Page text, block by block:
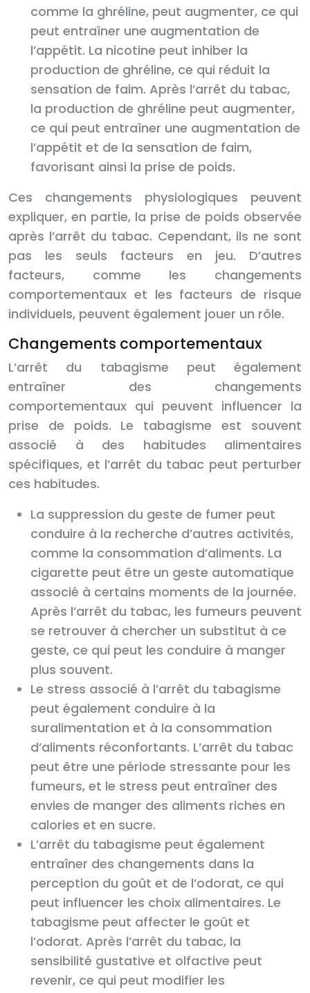
comme la ghréline, peut augmenter, ce qui
peut entraîner une augmentation de
l’appétit. La nicotine peut inhiber la
production de ghréline, ce qui réduit la
sensation de faim. Après l’arrêt du tabac,
la production de ghréline peut augmenter,
ce qui peut entraîner une augmentation de
l’appétit et de la sensation de faim,
favorisant ainsi la prise de poids.
Ces changements physiologiques peuvent
expliquer, en partie, la prise de poids observée
après l’arrêt du tabac. Cependant, ils ne sont
pas les seuls facteurs en jeu. D’autres
facteurs, comme les changements
comportementaux et les facteurs de risque
individuels, peuvent également jouer un rôle.
Changements comportementaux
L’arrêt du tabagisme peut également
entraîner des changements
comportementaux qui peuvent influencer la
prise de poids. Le tabagisme est souvent
associé à des habitudes alimentaires
spécifiques, et l’arrêt du tabac peut perturber
ces habitudes.
La suppression du geste de fumer peut
conduire à la recherche d’autres activités,
comme la consommation d’aliments. La
cigarette peut être un geste automatique
associé à certains moments de la journée.
Après l’arrêt du tabac, les fumeurs peuvent
se retrouver à chercher un substitut à ce
geste, ce qui peut les conduire à manger
plus souvent.
Le stress associé à l’arrêt du tabagisme
peut également conduire à la
suralimentation et à la consommation
d’aliments réconfortants. L’arrêt du tabac
peut être une période stressante pour les
fumeurs, et le stress peut entraîner des
envies de manger des aliments riches en
calories et en sucre.
L’arrêt du tabagisme peut également
entraîner des changements dans la
perception du goût et de l’odorat, ce qui
peut influencer les choix alimentaires. Le
tabagisme peut affecter le goût et
l’odorat. Après l’arrêt du tabac, la
sensibilité gustative et olfactive peut
revenir, ce qui peut modifier les